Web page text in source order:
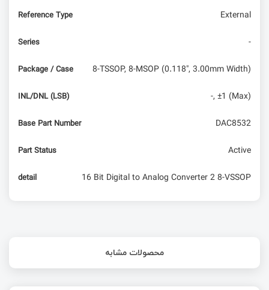
Reference Type External
Series -
Package / Case 8-TSSOP, 8-MSOP (0.118", 3.00mm Width)
INL/DNL (LSB) -, ±1 (Max)
Base Part Number DAC8532
Part Status Active
detail 16 Bit Digital to Analog Converter 2 8-VSSOP
محصولات مشابه